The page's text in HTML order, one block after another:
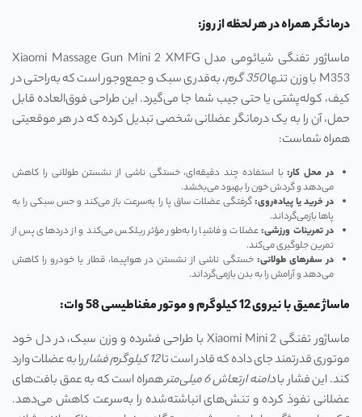
درمانگر همراه در هر لحظه از روز:
ماساژور تفنگی شیائومی مدل Xiaomi Massage Gun Mini 2 XMFG
M353 با وزن تنها
350گرم، به‌قدری سبک و جمع‌وجور است که به‌راحتی در
کیف، کوله‌پشتی یا حتی جیب شما جا می‌گیرد. این طراحی فوق‌العاده قابل
حمل، آن را به یک درمانگر عضلانی شخصی تبدیل کرده که در هر موقعیتی
همراه شماست:
در محل کار:با استفاده چند دقیقه‌ای، خستگی ناشی از نشستن طولانی را کاهش
می‌دهد و گردش خون را بهبود می‌بخشد.
در خرید یا پیاده‌روی:گرفتگی عضلات ساق پا را به‌سرعت باز می‌کند و حس سبکی را به
پاها بازمی‌گرداند.
در تمرینات ورزشی:عضلات و فاشیا را به‌طور مؤثر ریلکس می‌کند و از دردهای پس از
تمرین جلوگیری می‌کند.
در سفرهای طولانی:خستگی ناشی از نشستن در هواپیما، قطار یا خودرو را کاهش
می‌دهد و آرامش را به بدن بازمی‌گرداند.
ماساژ عمیق با نیروی 12 کیلوگرم و موتور مغناطیسی 58 وات:
ماساژور تفنگی Xiaomi Mini 2 با طراحی فشرده و وزن سبک، در دل خود
موتوری قدرتمند جای داده که قادر است تا12کیلوگرم فشاررا به عضلات وارد
کند. این فشار بادامنه ارتعاش 6 میلی‌متر
همراه است که به عمق بافت‌های
عضلانی نفوذ کرده و تنش‌های انباشته‌شده را به‌سرعت کاهش می‌دهد.